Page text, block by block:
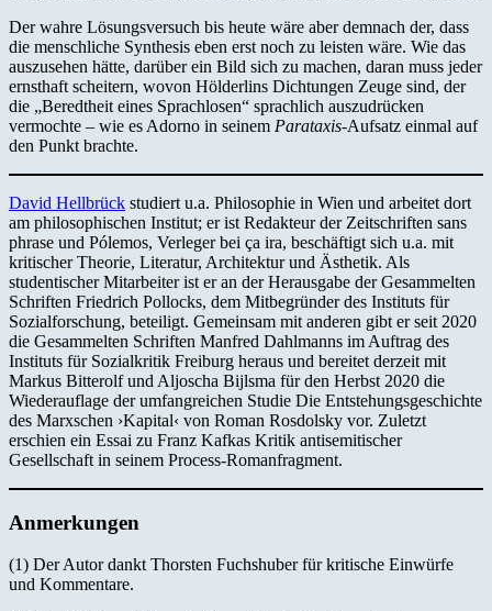
Der wahre Lösungsversuch bis heute wäre aber demnach der, dass
die menschliche Synthesis eben erst noch zu leisten wäre. Wie das
auszusehen hätte, darüber ein Bild sich zu machen, daran muss jeder
ernsthaft scheitern, wovon Hölderlins Dichtungen Zeuge sind, der
die „Beredtheit eines Sprachlosen“ sprachlich auszudrücken
vermochte – wie es Adorno in seinem Parataxis-Aufsatz einmal auf
den Punkt brachte.
David Hellbrück studiert u.a. Philosophie in Wien und arbeitet dort
am philosophischen Institut; er ist Redakteur der Zeitschriften sans
phrase und Pólemos, Verleger bei ça ira, beschäftigt sich u.a. mit
kritischer Theorie, Literatur, Architektur und Ästhetik. Als
studentischer Mitarbeiter ist er an der Herausgabe der Gesammelten
Schriften Friedrich Pollocks, dem Mitbegründer des Instituts für
Sozialforschung, beteiligt. Gemeinsam mit anderen gibt er seit 2020
die Gesammelten Schriften Manfred Dahlmanns im Auftrag des
Instituts für Sozialkritik Freiburg heraus und bereitet derzeit mit
Markus Bitterolf und Aljoscha Bijlsma für den Herbst 2020 die
Wiederauflage der umfangreichen Studie Die Entstehungsgeschichte
des Marxschen ›Kapital‹ von Roman Rosdolsky vor. Zuletzt
erschien ein Essai zu Franz Kafkas Kritik antisemitischer
Gesellschaft in seinem Process-Romanfragment.
Anmerkungen
(1) Der Autor dankt Thorsten Fuchshuber für kritische Einwürfe
und Kommentare.